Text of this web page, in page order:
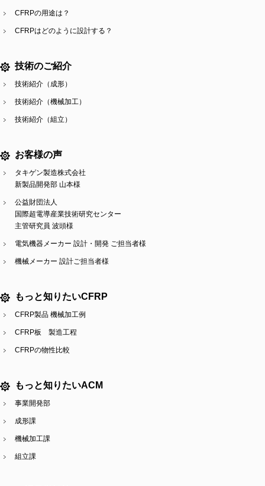
CFRPの用途は？
CFRPはどのように設計する？
技術のご紹介
技術紹介（成形）
技術紹介（機械加工）
技術紹介（組立）
お客様の声
タキゲン製造株式会社
新製品開発部 山本様
公益財団法人
国際超電導産業技術研究センター
主管研究員 波頭様
電気機器メーカー 設計・開発 ご担当者様
機械メーカー 設計ご担当者様
もっと知りたいCFRP
CFRP製品 機械加工例
CFRP板 製造工程
CFRPの物性比較
もっと知りたいACM
事業開発部
成形課
機械加工課
組立課